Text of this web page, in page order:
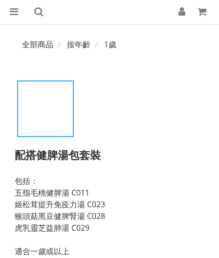
全部商品 按年齡 1歲
配搭健脾湯包套裝
包括：
五指毛桃健脾湯 C011
姬松茸提升免疫力湯 C023
猴頭菇黑豆健脾腎湯 C028
虎乳靈芝益肺湯 C029
適合一歲或以上